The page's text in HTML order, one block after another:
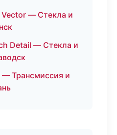
Vector — Стекла и
Detail — Стекла и
Трансмиссия и